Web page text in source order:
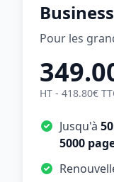
Business
Pour les
HT - 418.80€
Jusqu'à
5000